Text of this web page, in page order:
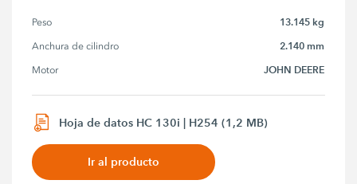
Peso 13.145 kg
Anchura de cilindro 2.140 mm
Motor JOHN DEERE
Hoja de datos HC 130i | H254 (1,2 MB)
Ir al producto